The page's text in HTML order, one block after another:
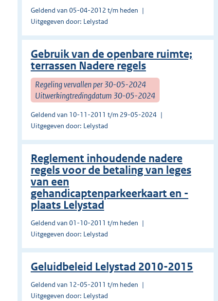
Geldend van 05-04-2012 t/m heden
Uitgegeven door: Lelystad
Gebruik van de openbare ruimte;
terrassen Nadere regels
Regeling vervallen per 30-05-2024
Uitwerkingtredingdatum 30-05-2024
Geldend van 10-11-2011 t/m 29-05-2024
Uitgegeven door: Lelystad
Reglement inhoudende nadere
regels voor de betaling van leges
van een
gehandicaptenparkeerkaart en -
plaats Lelystad
Geldend van 01-10-2011 t/m heden
Uitgegeven door: Lelystad
Geluidbeleid Lelystad 2010-2015
Geldend van 12-05-2011 t/m heden
Uitgegeven door: Lelystad